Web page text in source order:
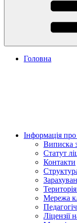
Головна
Інформація про
Статут
Контакти
Мережа
Ліцензії